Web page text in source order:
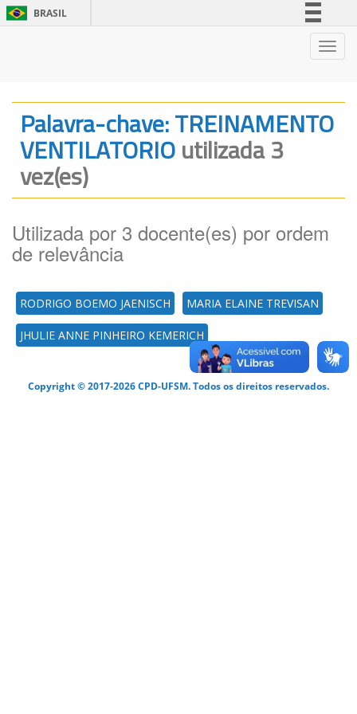
BRASIL
Legislação
Canais
Palavra-chave: TREINAMENTO
VENTILATORIOutilizada 3
vez(es)
Utilizada por 3 docente(es) por ordem
de relevância
RODRIGO BOEMO JAENISCH MARIA ELAINE TREVISAN
JHULIE ANNE PINHEIRO KEMERICH
Copyright © 2017-2026 CPD-UFSM. Todos os direitos reservados.